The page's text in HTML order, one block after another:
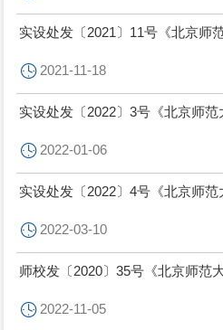
实设处发〔2021〕11号《北京师
准入制度（试行）》
2021-11-18
实设处发〔2022〕3号《北京师
理暂行办法（试行）》
2022-01-06
实设处发〔2022〕4号《北京师
案（试行）》
2022-03-10
师校发〔2020〕35号《北京师范
2022-11-05